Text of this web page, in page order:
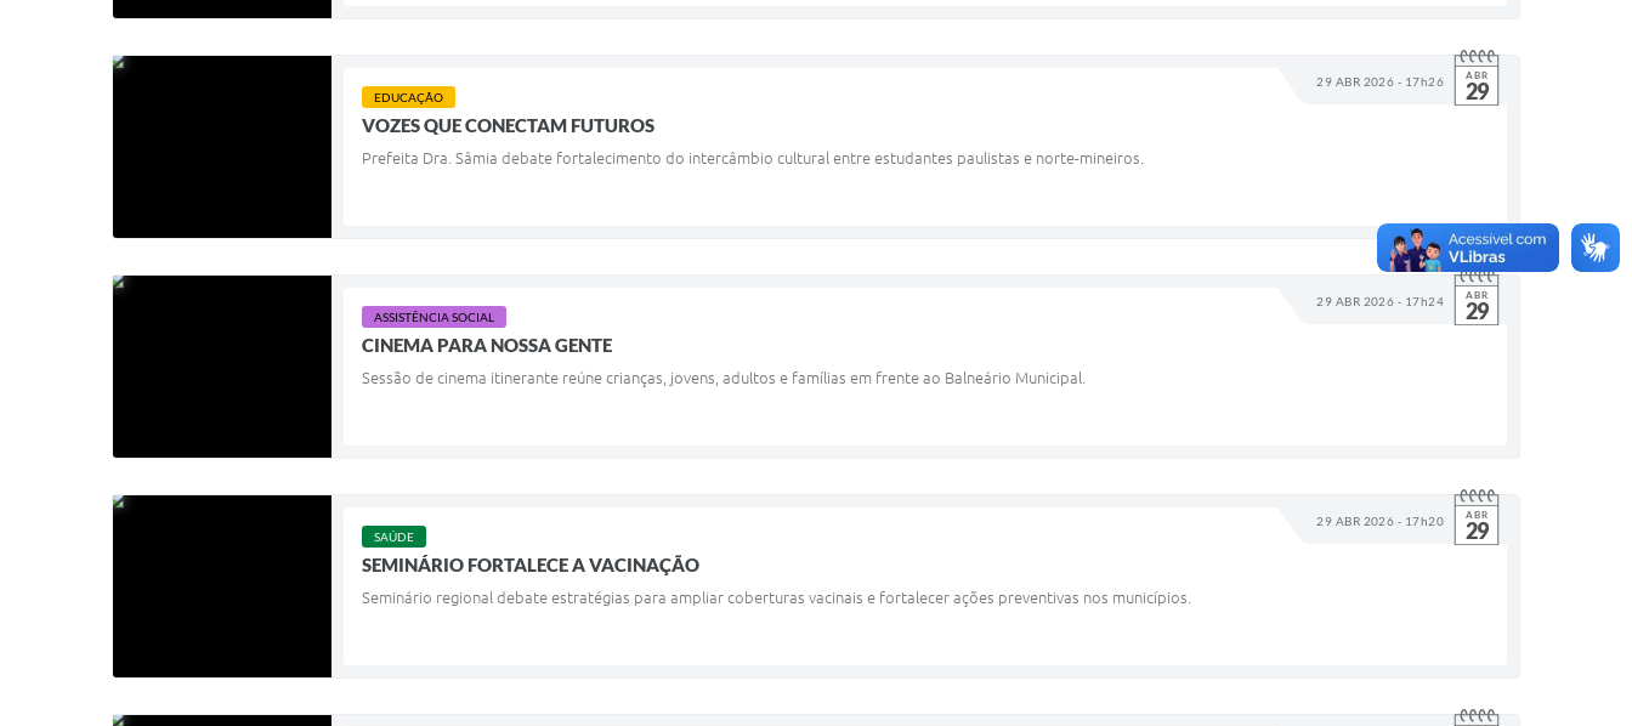
29 ABR 2026 - 17h26 ABR
29
EDUCAÇÃO
VOZES QUE CONECTAM FUTUROS
Prefeita Dra. Sâmia debate fortalecimento do intercâmbio cultural entre estudantes paulistas e norte-mineiros.
29 ABR 2026 - 17h24 ABR
29
ASSISTÊNCIA SOCIAL
CINEMA PARA NOSSA GENTE
Sessão de cinema itinerante reúne crianças, jovens, adultos e famílias em frente ao Balneário Municipal.
29 ABR 2026 - 17h20 ABR
29
SAÚDE
SEMINÁRIO FORTALECE A VACINAÇÃO
Seminário regional debate estratégias para ampliar coberturas vacinais e fortalecer ações preventivas nos municípios.